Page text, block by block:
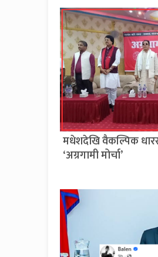
मधेशदेखि वैकल्पिक
‘अग्रगामी मोर्चा’